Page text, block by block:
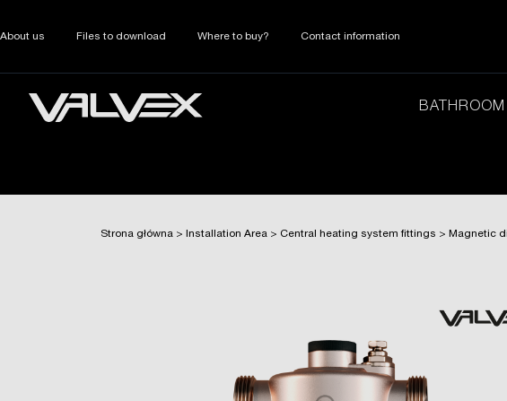
About us Files to download Where to buy? Contact information
BATHROOM
Strona główna > Installation Area > Central heating system fittings > Magnetic